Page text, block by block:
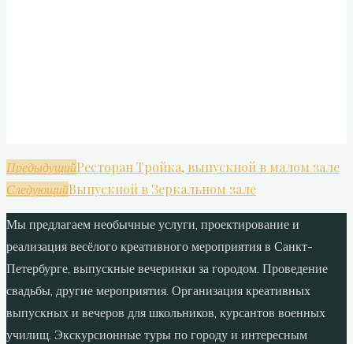
ПредыдущийРесторан Тройка, выпускной в малом зале
СледующийВыпускной в Зеркальном зале
Мы предлагаем необычные услуги, проектирование и
реализация весёлого креативного мероприятия в Санкт-
Петербурге, выпускные вечеринки за городом. Проведение
свадьбы, другие мероприятия. Организация креативных
выпускных и вечеров для школьников, курсантов военных
училищ. Экскурсионные туры по городу и интересным